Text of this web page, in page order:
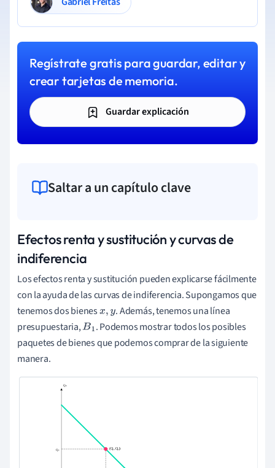
Regístrate gratis para guardar, editar y
crear tarjetas de memoria.
Guardar explicación
Saltar a un capítulo clave
Efectos renta y sustitución y curvas de
indiferencia
Los efectos renta y sustitución pueden explicarse fácilmente
con la ayuda de las curvas de indiferencia. Supongamos que
tenemos dos bienesx,y . Además, tenemos una línea
presupuestaria,B1 . Podemos mostrar todos los posibles
paquetes de bienes que podemos comprar de la siguiente
manera.